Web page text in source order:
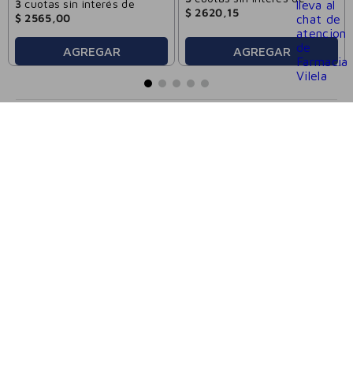
3cuotas sin interés de
$ 2565,00
AGREGAR
$ 2620,15
AGREGAR